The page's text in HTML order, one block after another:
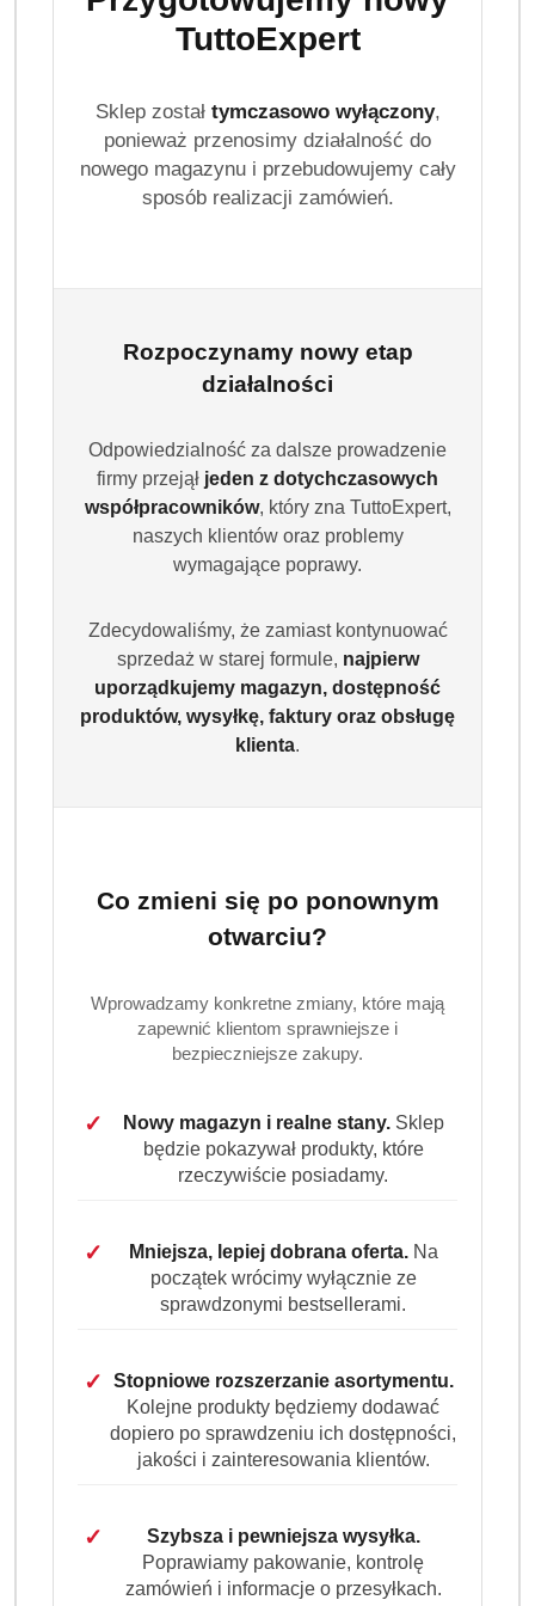
Dove żel pod prysznic 400 Glowing
Dostępność:Brak towaru
Powiadom gdy produkt będzie dostępny
Program lojalnościowy dostępny jest tylko dla
zalogowanych klientów.
Do koszyka
Dostępność
Wysyłka w
3 dni
TuttoExpert
Sklep został tymczasowo wyłączony,
ponieważ przenosimy działalność do
nowego magazynu i przebudowujemy cały
sposób realizacji zamówień.
Rozpoczynamy nowy etap
działalności
Odpowiedzialność za dalsze prowadzenie
firmy przejął jeden z dotychczasowych
współpracowników, który zna TuttoExpert,
naszych klientów oraz problemy
wymagające poprawy.
Zdecydowaliśmy, że zamiast kontynuować
sprzedaż w starej formule, najpierw
uporządkujemy magazyn, dostępność
produktów, wysyłkę, faktury oraz obsługę
klienta.
Co zmieni się po ponownym
otwarciu?
Wprowadzamy konkretne zmiany, które mają
zapewnić klientom sprawniejsze i
bezpieczniejsze zakupy.
✓ Nowy magazyn i realne stany.Sklep
będzie pokazywał produkty, które
rzeczywiście posiadamy.
✓ Mniejsza, lepiej dobrana oferta.Na
początek wrócimy wyłącznie ze
sprawdzonymi bestsellerami.
✓
Stopniowe rozszerzanie asortymentu.
Kolejne produkty będziemy dodawać
dopiero po sprawdzeniu ich dostępności,
jakości i zainteresowania klientów.
✓
Szybsza i pewniejsza wysyłka.
Poprawiamy pakowanie, kontrolę
zamówień i informacje o przesyłkach.